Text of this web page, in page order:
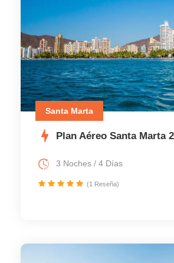
Santa Marta
Plan Aéreo Santa Marta
3 Noches / 4 Días
(1 Reseña)